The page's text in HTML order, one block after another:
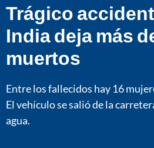
Trágico
India deja más
muertos
Entre los fallecidos hay 16
El vehículo se salió de la
agua.